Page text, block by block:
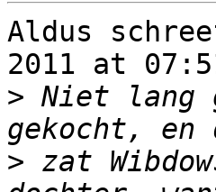
Aldus
2011 at
> Niet lang
> zat